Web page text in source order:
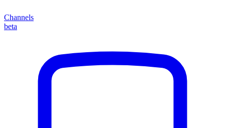
Channels
beta